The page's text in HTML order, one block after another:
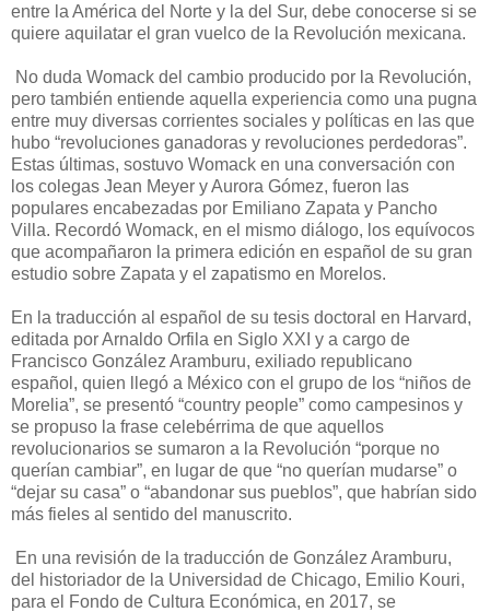
entre la América del Norte y la del Sur, debe conocerse si se
quiere aquilatar el gran vuelco de la Revolución mexicana.
No duda Womack del cambio producido por la Revolución,
pero también entiende aquella experiencia como una pugna
entre muy diversas corrientes sociales y políticas en las que
hubo “revoluciones ganadoras y revoluciones perdedoras”.
Estas últimas, sostuvo Womack en una conversación con
los colegas Jean Meyer y Aurora Gómez, fueron las
populares encabezadas por Emiliano Zapata y Pancho
Villa. Recordó Womack, en el mismo diálogo, los equívocos
que acompañaron la primera edición en español de su gran
estudio sobre Zapata y el zapatismo en Morelos.
En la traducción al español de su tesis doctoral en Harvard,
editada por Arnaldo Orfila en Siglo XXI y a cargo de
Francisco González Aramburu, exiliado republicano
español, quien llegó a México con el grupo de los “niños de
Morelia”, se presentó “country people” como campesinos y
se propuso la frase celebérrima de que aquellos
revolucionarios se sumaron a la Revolución “porque no
querían cambiar”, en lugar de que “no querían mudarse” o
“dejar su casa” o “abandonar sus pueblos”, que habrían sido
más fieles al sentido del manuscrito.
En una revisión de la traducción de González Aramburu,
del historiador de la Universidad de Chicago, Emilio Kouri,
para el Fondo de Cultura Económica, en 2017, se